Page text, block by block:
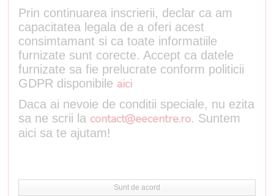
Prin continuarea inscrierii, declar ca am
capacitatea legala de a oferi acest
consimtamant si ca toate informatiile
furnizate sunt corecte. Accept ca datele
furnizate sa fie prelucrate conform politicii
GDPR disponibile aici
Daca ai nevoie de conditii speciale, nu ezita
sa ne scrii la contact@eecentre.ro. Suntem
aici sa te ajutam!
Sunt de acord